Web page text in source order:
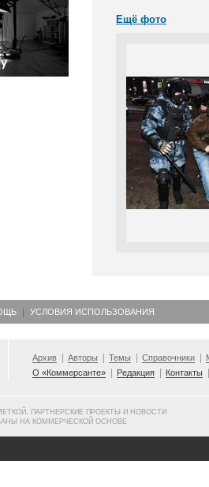
Ещё фото
УСЛОВИЯ ИСПОЛЬЗОВАНИЯ
Архив Авторы Темы Справочники
О «Коммерсанте»
Редакция Контакты
ПАРТНЕРСКИЕ ПРОЕКТЫ И НОВОСТИ
НА КОММЕРЧЕСКОЙ ОСНОВЕ